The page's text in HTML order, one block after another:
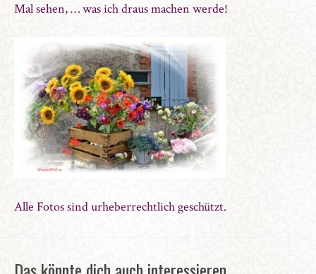
Mal sehen, … was ich draus machen werde!
Alle Fotos sind urheberrechtlich geschützt.